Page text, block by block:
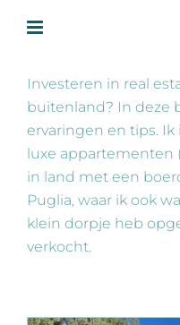
naar
Investeren in real
buitenland? In deze
ervaringen en tips. Ik
luxe appartementen
in land met een
Puglia, waar ik ook
klein dorpje heb
verkocht.